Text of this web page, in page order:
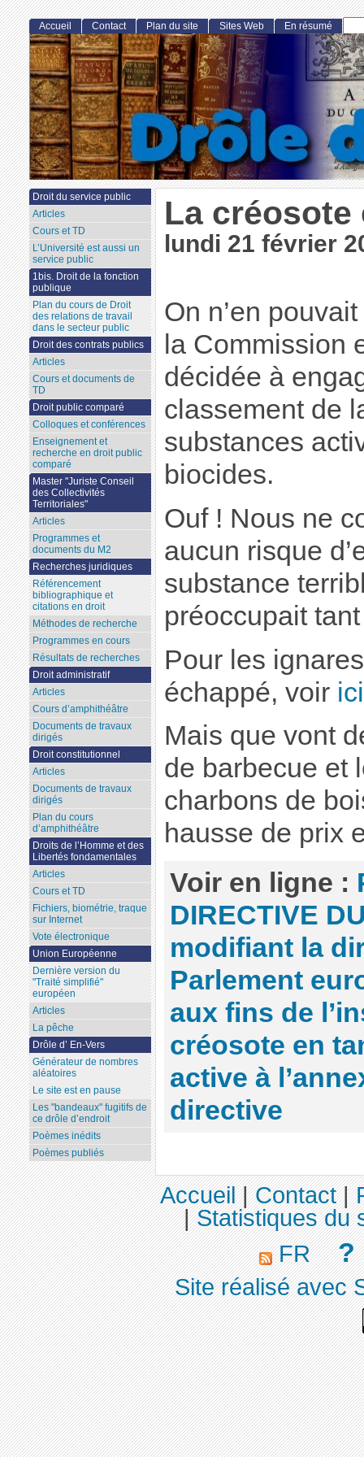
La créosote
lundi 21 février
On n’en
la Commission
décidée à
classement de
substances
biocides.
Ouf ! Nous ne
aucun risque
substance
préoccupait tant
Pour les
échappé, voir ici
Mais que vont
de barbecue et
charbons de
hausse de prix
Voir en ligne :
DIRECTIVE
modifiant la
Parlement
aux fins de
créosote en
active à
directive
Accueil Contact Plan du site Sites Web En résumé
Droit du service public
Articles
Cours et TD
L’Université est aussi un
service public
1bis. Droit de la fonction
publique
Plan du cours de Droit
des relations de travail
dans le secteur public
Droit des contrats publics
Articles
Cours et documents de
TD
Droit public comparé
Colloques et conférences
Enseignement et
recherche en droit public
comparé
Master "Juriste Conseil
des Collectivités
Territoriales"
Articles
Programmes et
documents du M2
Recherches juridiques
Référencement
bibliographique et
citations en droit
Méthodes de recherche
Programmes en cours
Résultats de recherches
Droit administratif
Articles
Cours d’amphithéâtre
Documents de travaux
dirigés
Droit constitutionnel
Articles
Documents de travaux
dirigés
Plan du cours
d’amphithéâtre
Droits de l’Homme et des
Libertés fondamentales
Articles
Cours et TD
Fichiers, biométrie, traque
sur Internet
Vote électronique
Union Européenne
Dernière version du
"Traité simplifié"
européen
Articles
La pêche
Drôle d’ En-Vers
Générateur de nombres
aléatoires
Le site est en pause
Les "bandeaux" fugitifs de
ce drôle d’endroit
Poèmes inédits
Poèmes publiés
Accueil|Contact|
|Statistiques du
FR
?
Site réalisé avec